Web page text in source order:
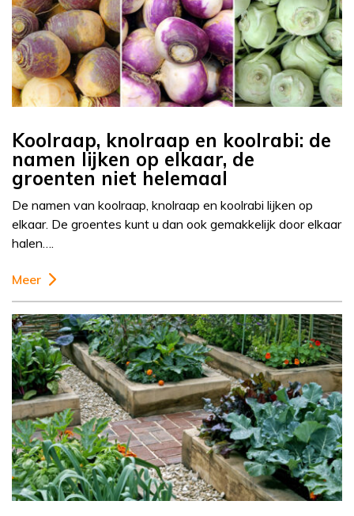
Koolraap, knolraap en koolrabi: de
namen lijken op elkaar, de
groenten niet helemaal
De namen van koolraap, knolraap en koolrabi lijken op
elkaar. De groentes kunt u dan ook gemakkelijk door elkaar
halen….
Meer